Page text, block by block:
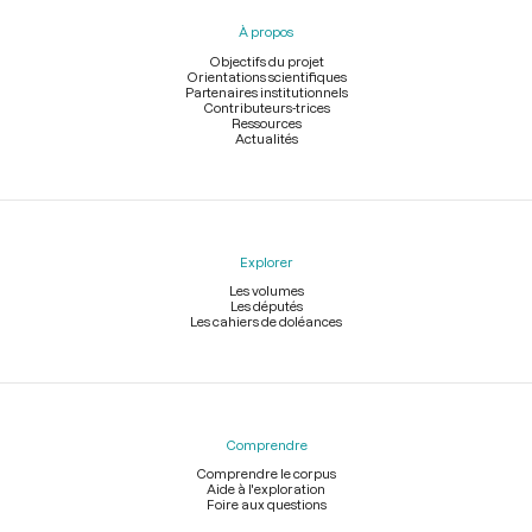
À propos
Objectifs du projet
Orientations scientifiques
Partenaires institutionnels
Contributeurs-trices
Ressources
Actualités
Explorer
Les volumes
Les députés
Les cahiers de doléances
Comprendre
Comprendre le corpus
Aide à l'exploration
Foire aux questions